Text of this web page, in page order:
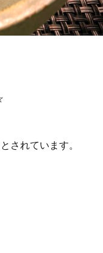
されています。